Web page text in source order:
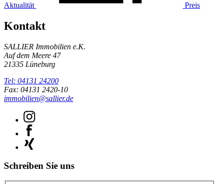
Aktualität Preis
Kontakt
SALLIER Immobilien e.K.
Auf dem Meere 47
21335 Lüneburg
Tel: 04131 24200
Fax: 04131 2420-10
immobilien@sallier.de
Schreiben Sie uns